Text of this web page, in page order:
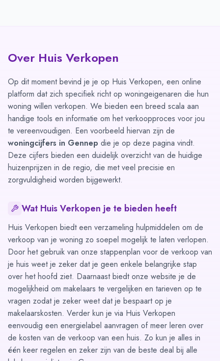
Over Huis Verkopen
Op dit moment bevind je je op Huis Verkopen, een online
platform dat zich specifiek richt op woningeigenaren die hun
woning willen verkopen. We bieden een breed scala aan
handige tools en informatie om het verkoopproces voor jou
te vereenvoudigen. Een voorbeeld hiervan zijn de
woningcijfers in Gennep die je op deze pagina vindt.
Deze cijfers bieden een duidelijk overzicht van de huidige
huizenprijzen in de regio, die met veel precisie en
zorgvuldigheid worden bijgewerkt.
Wat Huis Verkopen je te bieden heeft
Huis Verkopen biedt een verzameling hulpmiddelen om de
verkoop van je woning zo soepel mogelijk te laten verlopen.
Door het gebruik van onze stappenplan voor de verkoop van
je huis weet je zeker dat je geen enkele belangrijke stap
over het hoofd ziet. Daarnaast biedt onze website je de
mogelijkheid om makelaars te vergelijken en tarieven op te
vragen zodat je zeker weet dat je bespaart op je
makelaarskosten. Verder kun je via Huis Verkopen
eenvoudig een energielabel aanvragen of meer leren over
de kosten van de verkoop van een huis. Zo kun je alles in
één keer regelen en zeker zijn van de beste deal bij alle